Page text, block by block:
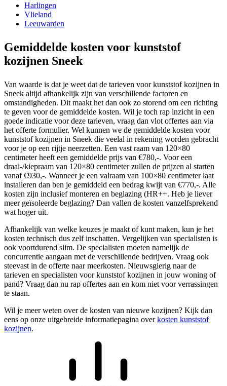
Harlingen
Vlieland
Leeuwarden
Gemiddelde kosten voor kunststof
kozijnen Sneek
Van waarde is dat je weet dat de tarieven voor kunststof kozijnen in
Sneek altijd afhankelijk zijn van verschillende factoren en
omstandigheden. Dit maakt het dan ook zo storend om een richting
te geven voor de gemiddelde kosten. Wil je toch rap inzicht in een
goede indicatie voor deze tarieven, vraag dan vlot offertes aan via
het offerte formulier. Wel kunnen we de gemiddelde kosten voor
kunststof kozijnen in Sneek die veelal in rekening worden gebracht
voor je op een rijtje neerzetten. Een vast raam van 120×80
centimeter heeft een gemiddelde prijs van €780,-. Voor een
draai-/kiepraam van 120×80 centimeter zullen de prijzen al starten
vanaf €930,-. Wanneer je een valraam van 100×80 centimeter laat
installeren dan ben je gemiddeld een bedrag kwijt van €770,-. Alle
kosten zijn inclusief monteren en beglazing (HR++. Heb je liever
meer geïsoleerde beglazing? Dan vallen de kosten vanzelfsprekend
wat hoger uit.
Afhankelijk van welke keuzes je maakt of kunt maken, kun je het
kosten technisch dus zelf inschatten. Vergelijken van specialisten is
ook voortdurend slim. De specialisten moeten namelijk de
concurrentie aangaan met de verschillende bedrijven. Vraag ook
steevast in de offerte naar meerkosten. Nieuwsgierig naar de
tarieven en specialisten voor kunststof kozijnen in jouw woning of
pand? Vraag dan nu rap offertes aan en kom niet voor verrassingen
te staan.
Wil je meer weten over de kosten van nieuwe kozijnen? Kijk dan
eens op onze uitgebreide informatiepagina overkosten kunststof
kozijnen.